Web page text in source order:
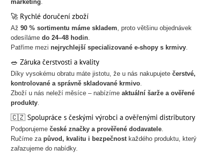
marketing.
🚀 Rychlé doručení zboží
Až90 % sortimentu máme skladem, proto většinu objednávek
odesílámedo 24–48 hodin.
Patříme mezinejrychlejší specializované e-shopy s krmivy.
🥗 Záruka čerstvosti a kvality
Díky vysokému obratu máte jistotu, že u nás nakupujetečerstvé,
kontrolované a správně skladované krmivo.
Zboží u nás neleží měsíce – nabízímeaktuální šarže a ověřené
produkty.
🇨🇿 Spolupráce s českými výrobci a ověřenými distributory
Podporujemečeské značky a prověřené dodavatele.
Ručíme zapůvod, kvalitu i bezpečnostkaždého produktu, který
zařazujeme do nabídky.